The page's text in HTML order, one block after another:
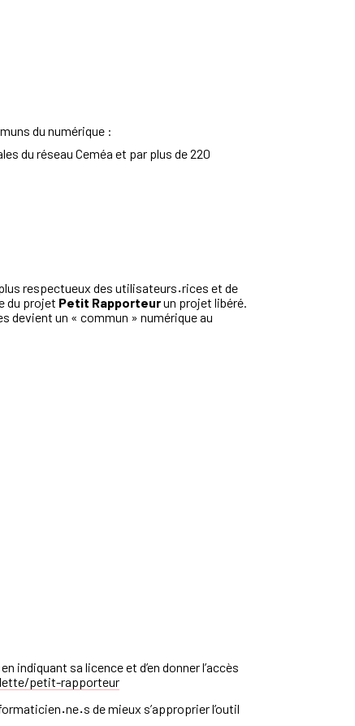
du numérique :
du réseau Ceméa et par plus de 220
respectueux des utilisateurs·rices et de
du projet Petit Rapporteurun projet libéré.
devient un « commun » numérique au
indiquant sa licence et d’en donner l’accès
/petit-rapporteur
·ne·s de mieux s’approprier l’outil